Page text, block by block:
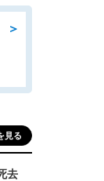
＞
見る
去